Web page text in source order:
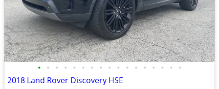
• • • • • • • • • • • • • • • • •
2018 Land Rover Discovery HSE